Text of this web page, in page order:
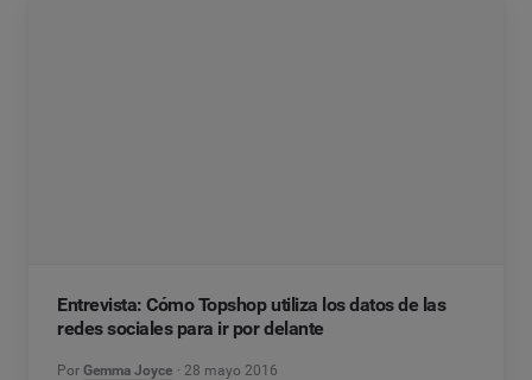
Entrevista: Cómo Topshop utiliza los datos de las
redes sociales para ir por delante
Por Gemma Joyce 28 mayo 2016